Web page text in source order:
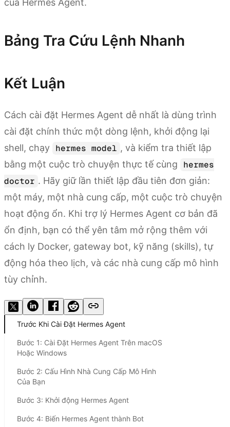
của Hermes Agent.
Bảng Tra Cứu Lệnh Nhanh
Kết Luận
Cách cài đặt Hermes Agent dễ nhất là dùng trình
cài đặt chính thức một dòng lệnh, khởi động lại
shell, chạy hermes model , và kiểm tra thiết lập
bằng một cuộc trò chuyện thực tế cùng
hermes
doctor . Hãy giữ lần thiết lập đầu tiên đơn giản:
một máy, một nhà cung cấp, một cuộc trò chuyện
hoạt động ổn. Khi trợ lý Hermes Agent cơ bản đã
ổn định, bạn có thể yên tâm mở rộng thêm với
cách ly Docker, gateway bot, kỹ năng (skills), tự
động hóa theo lịch, và các nhà cung cấp mô hình
tùy chỉnh.
Trước Khi Cài Đặt Hermes Agent
Bước 1: Cài Đặt Hermes Agent Trên macOS
Hoặc Windows
Bước 2: Cấu Hình Nhà Cung Cấp Mô Hình
Của Bạn
Bước 3: Khởi động Hermes Agent
Bước 4: Biến Hermes Agent thành Bot